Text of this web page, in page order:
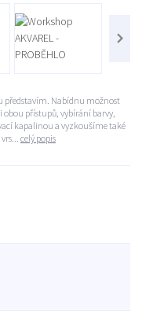
představím. Nabídnu možnost
přístupů, vybírání barvy,
kapalinou a vyzkoušíme také
celý popis